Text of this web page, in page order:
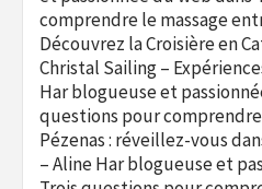
comprendre le massage
Découvrez la Croisière en
Christal Sailing –
Har blogueuse et
questions pour
Pézenas : réveillez-vous
– Aline Har blogueuse et